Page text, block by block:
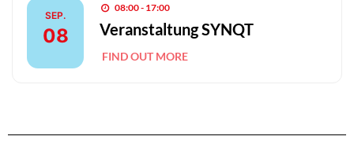
SEP.
08
08:00 - 17:00
Veranstaltung SYNQT
FIND OUT MORE